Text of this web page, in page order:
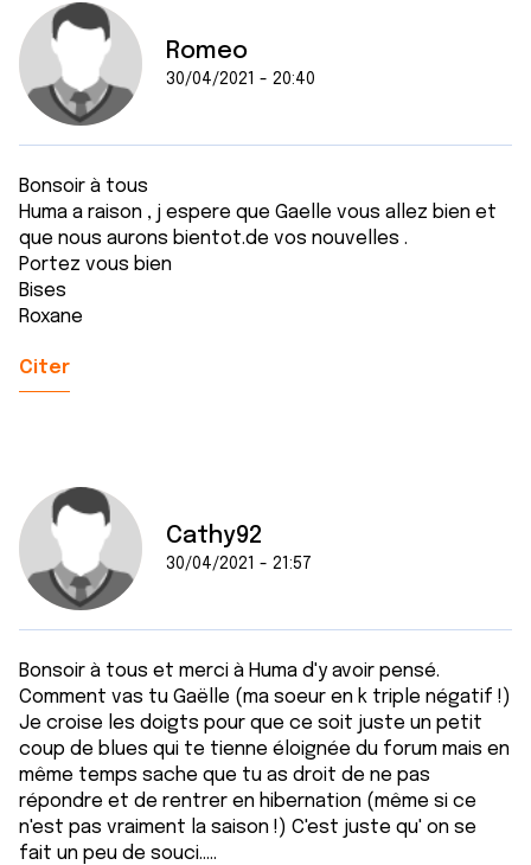
Romeo
30/04/2021 - 20:40
Bonsoir à tous
Huma a raison , j espere que Gaelle vous allez bien et
que nous aurons bientot.de vos nouvelles .
Portez vous bien
Bises
Roxane
Citer
Cathy92
30/04/2021 - 21:57
Bonsoir à tous et merci à Huma d'y avoir pensé.
Comment vas tu Gaëlle (ma soeur en k triple négatif !)
Je croise les doigts pour que ce soit juste un petit
coup de blues qui te tienne éloignée du forum mais en
même temps sache que tu as droit de ne pas
répondre et de rentrer en hibernation (même si ce
n'est pas vraiment la saison !) C'est juste qu' on se
fait un peu de souci.....